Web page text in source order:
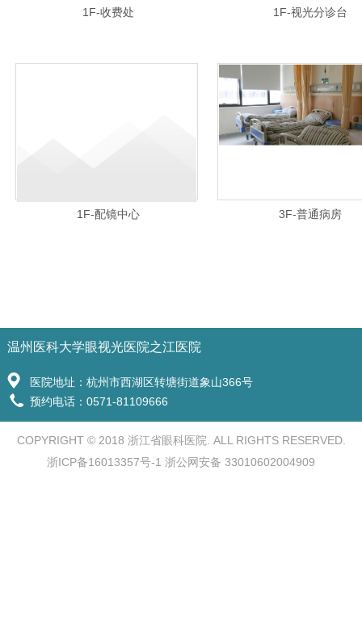
1F-收费处 1F-视光分诊台
1F-配镜中心 3F-普通病房
温州医科大学眼视光医院之江医院
医院地址：杭州市西湖区转塘街道象山366号
预约电话：0571-81109666
COPYRIGHT © 2018 浙江省眼科医院. ALL RIGHTS RESERVED.
浙ICP备16013357号-1 浙公网安备 33010602004909